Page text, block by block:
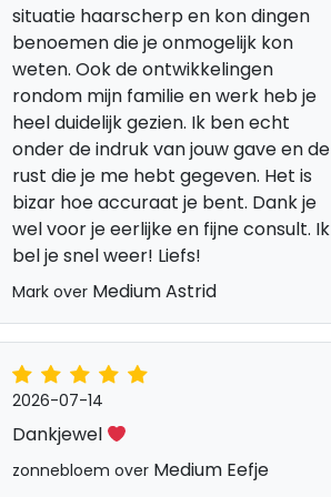
situatie haarscherp en kon dingen
benoemen die je onmogelijk kon
weten. Ook de ontwikkelingen
rondom mijn familie en werk heb je
heel duidelijk gezien. Ik ben echt
onder de indruk van jouw gave en de
rust die je me hebt gegeven. Het is
bizar hoe accuraat je bent. Dank je
wel voor je eerlijke en fijne consult. Ik
bel je snel weer! Liefs!
Mark over Medium Astrid
2026-07-14
Dankjewel
zonnebloem over Medium Eefje